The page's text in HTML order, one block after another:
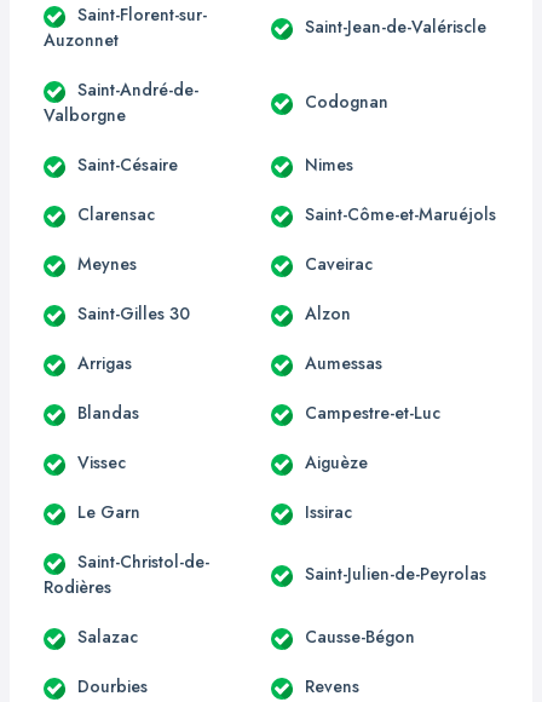
Saint-Florent-sur-
Auzonnet
Saint-Jean-de-Valériscle
Saint-André-de-
Valborgne
Codognan
Saint-Césaire Nimes
Clarensac Saint-Côme-et-Maruéjols
Meynes Caveirac
Saint-Gilles 30 Alzon
Arrigas Aumessas
Blandas Campestre-et-Luc
Vissec Aiguèze
Le Garn Issirac
Saint-Christol-de-
Rodières
Saint-Julien-de-Peyrolas
Salazac Causse-Bégon
Dourbies Revens